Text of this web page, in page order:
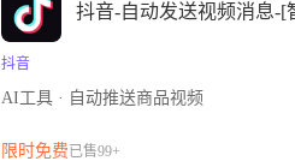
抖音
AI工具 · 自动推送商品视频
限时免费已售99+